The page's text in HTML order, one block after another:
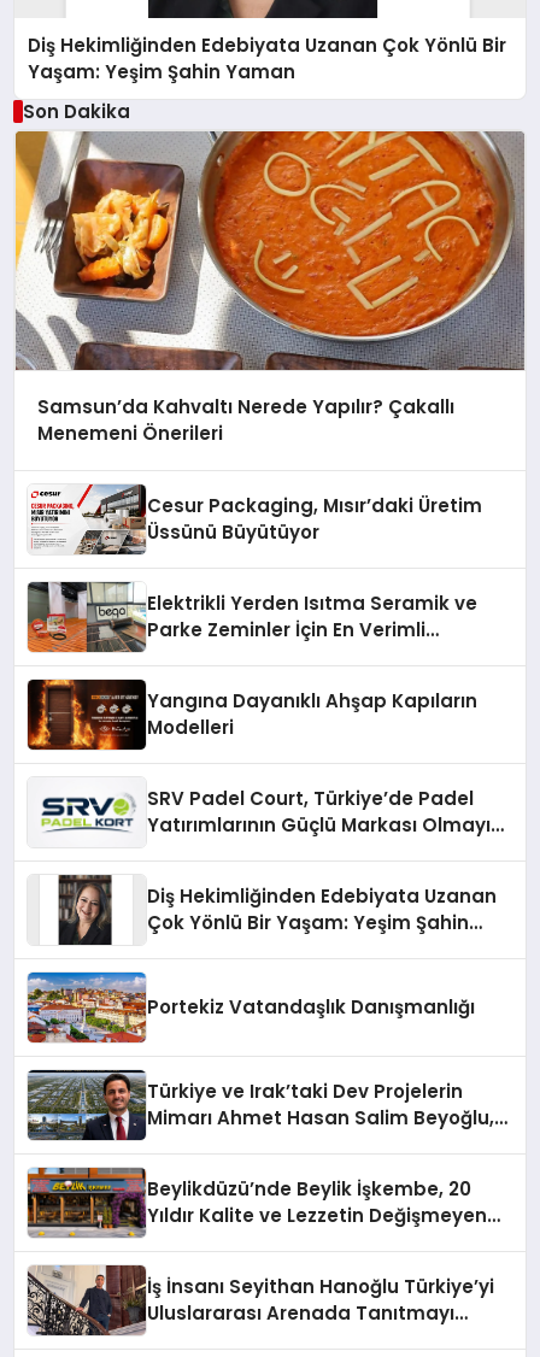
Diş Hekimliğinden Edebiyata Uzanan Çok Yönlü Bir
Yaşam: Yeşim Şahin Yaman
Son Dakika
Samsun’da Kahvaltı Nerede Yapılır? Çakallı
Menemeni Önerileri
Cesur Packaging, Mısır’daki Üretim
Üssünü Büyütüyor
Elektrikli Yerden Isıtma Seramik ve
Parke Zeminler İçin En Verimli
Yangına Dayanıklı Ahşap Kapıların
Modelleri
SRV Padel Court, Türkiye’de Padel
Yatırımlarının Güçlü Markası Olmayı
Diş Hekimliğinden Edebiyata Uzanan
Çok Yönlü Bir Yaşam: Yeşim Şahin
Portekiz Vatandaşlık Danışmanlığı
Türkiye ve Irak’taki Dev Projelerin
Mimarı Ahmet Hasan Salim Beyoğlu,
Hayata Geçirecek
Beylikdüzü’nde Beylik İşkembe, 20
Yıldır Kalite ve Lezzetin Değişmeyen
İş İnsanı Seyithan Hanoğlu Türkiye’yi
Uluslararası Arenada Tanıtmayı